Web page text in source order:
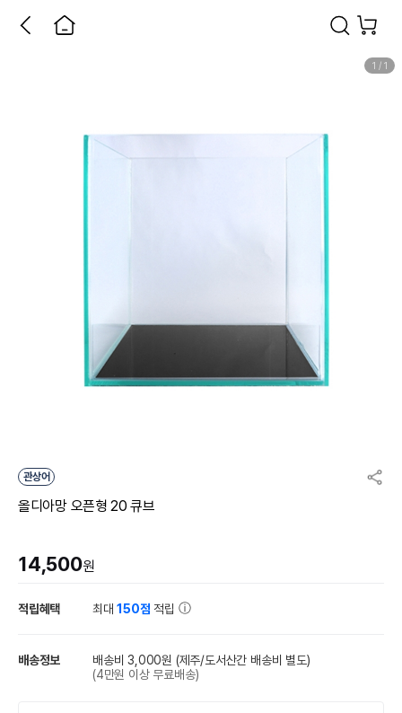
1 / 1
관상어
올디아망 오픈형 20 큐브
14,500원
적립혜택 최대150점 적립
배송정보 배송비 3,000원 (제주/도서산간 배송비 별도)
(4만원 이상 무료배송)